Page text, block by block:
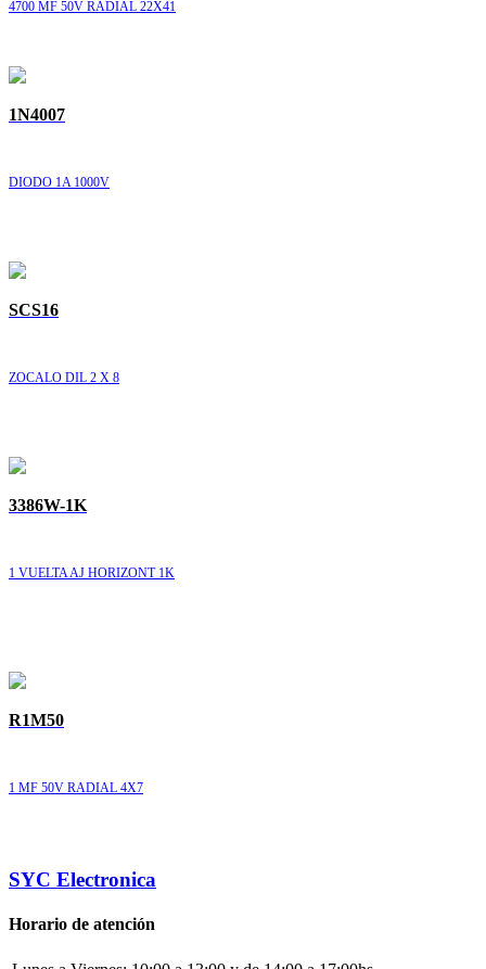
4700 MF 50V RADIAL 22X41
1N4007
DIODO 1A 1000V
SCS16
ZOCALO DIL 2 X 8
3386W-1K
1 VUELTA AJ HORIZONT 1K
R1M50
1 MF 50V RADIAL 4X7
SYC Electronica
Horario de atención